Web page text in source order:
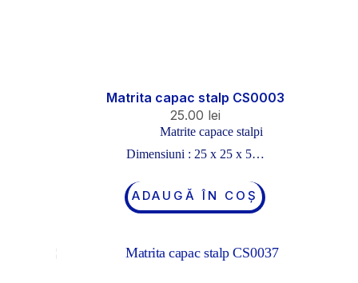
Matrita capac stalp CS0003
25.00 lei
Matrite capace stalpi
Dimensiuni : 25 x 25 x 5…
ADAUGĂ ÎN COȘ